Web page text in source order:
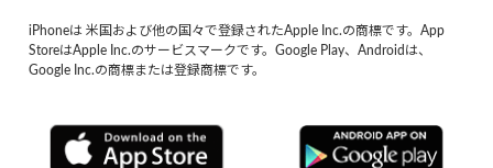
iPhoneは 米国および他の国々で登録されたApple Inc.の商標です。App
StoreはApple Inc.のサービスマークです。Google Play、Androidは、
Google Inc.の商標または登録商標です。